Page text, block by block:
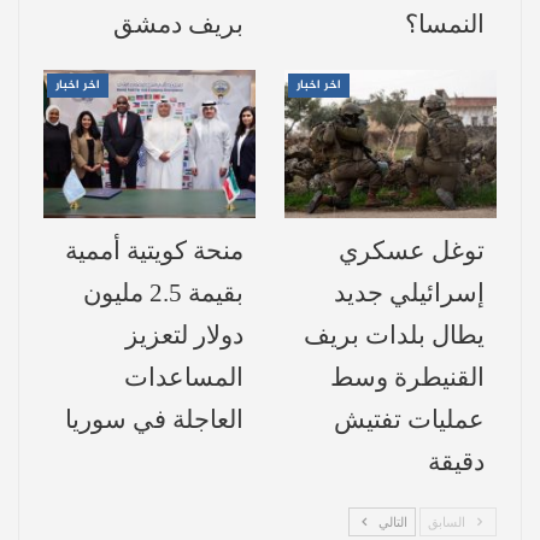
تسريع حركة الأسواق، تنشيط الإنتاج
والاستيراد، ورفع الطلب على اليد العاملة،
مما ينعكس إيجاباً على الأجور.
يؤدي إلى
نتائج معاكسة تماماً كتباطؤ النشاط
الاقتصادي، تراجع الإنتاج، وارتفاع معدلات
البطالة والفقر.
ويرى خزام أن الانخفاض الأخير للدولار لا يعكس
تحسناً إنتاجياً حقيقياً، بل يقوده صرافون عبر
صفحات إلكترونية مجهولة المصدر
النمسا؟
بريف دمشق
اخر اخبار
توغل عسكري
إسرائيلي جديد
يطال بلدات بريف
القنيطرة وسط
عمليات تفتيش
دقيقة
اخر اخبار
منحة كويتية أممية
بقيمة 2.5 مليون
دولار لتعزيز
المساعدات
العاجلة في سوريا
السابق التالي